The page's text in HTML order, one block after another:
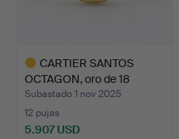
CARTIER SANTOS
OCTAGON, oro de 18
quilates…
Subastado 1 nov 2025
12 pujas
5.907 USD